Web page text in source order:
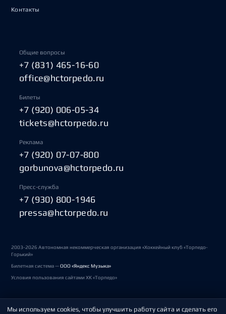
Контакты
Общие вопросы
+7 (831) 465-16-60
office@hctorpedo.ru
Билеты
+7 (920) 006-05-34
tickets@hctorpedo.ru
Реклама
+7 (920) 07-07-800
gorbunova@hctorpedo.ru
Пресс-служба
+7 (930) 800-1946
pressa@hctorpedo.ru
2003-2026 Автономная некоммерческая организация «Хоккейный клуб «Торпедо-
Горький»
Билетная система —ООО «Яндекс Музыка»
Условия пользования сайтами ХК «Торпедо»
Политика обработки персональных данных
Мы используем cookies, чтобы улучшить работу сайта и сделать его